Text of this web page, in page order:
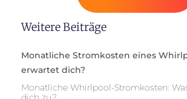
Weitere Beiträge
Monatliche Stromkosten eines
erwartet dich?
Monatliche Whirlpool-Stromkosten: